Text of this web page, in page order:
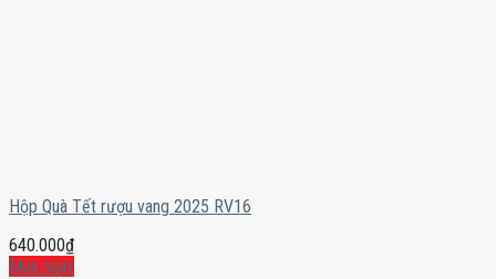
Hộp Quà Tết rượu vang 2025 RV16
640.000₫
Mua ngay